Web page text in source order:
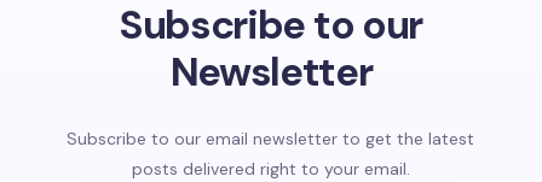
Subscribe to our
Newsletter
Subscribe to our email newsletter to get the latest
posts delivered right to your email.